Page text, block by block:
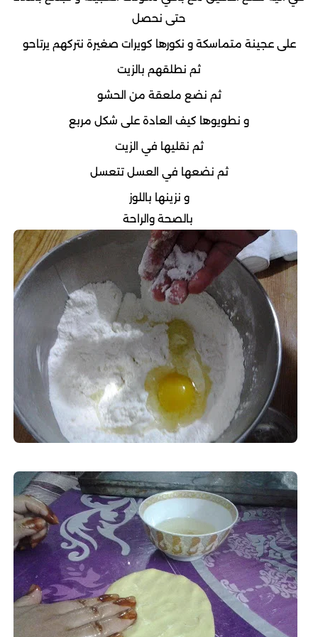
حتى نحصل
على عجينة متماسكة و نكورها كويرات صغيرة نتركهم يرتاحو
ثم نطلقهم بالزيت
ثم نضع ملعقة من الحشو
و نطويوها كيف العادة على شكل مربع
ثم نقليها في الزيت
ثم نضعها في العسل تتعسل
و نزينها باللوز
بالصحة والراحة